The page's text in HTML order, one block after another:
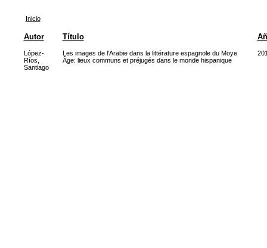
Inicio
Autor Título
López-
Ríos,
Santiago
Les images de l'Arabie dans la littérature espagnole du Moye
Âge: lieux communs et préjugés dans le monde hispanique